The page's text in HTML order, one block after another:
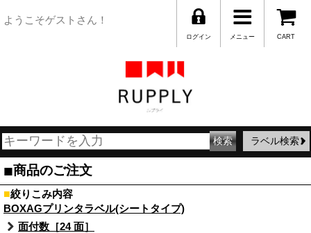
ようこそゲストさん！
CART
メニュー
ログイン
ラベル検索
■商品のご注文
■絞りこみ内容
BOXAGプリンタラベル(シートタイプ)
面付数［24 面］